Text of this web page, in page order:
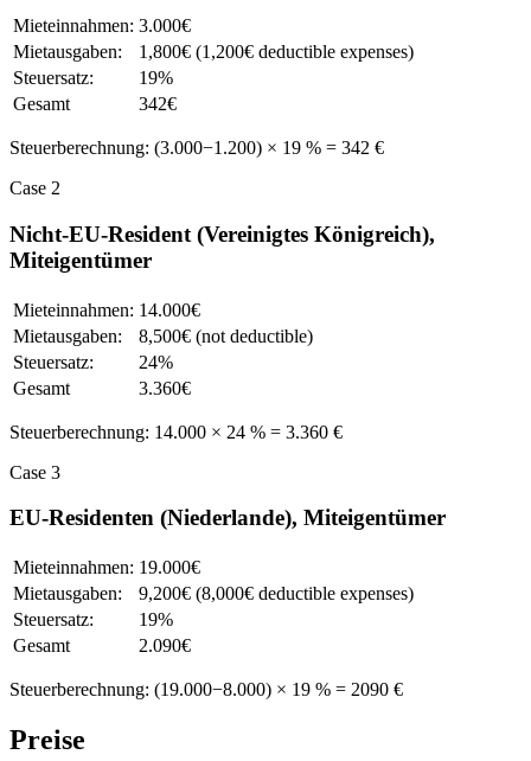
Mieteinnahmen: 3.000€
Mietausgaben:
1,800€ (1,200€ deductible expenses)
Steuersatz:
19%
Gesamt
342€
Steuerberechnung: (3.000−1.200) × 19 % = 342 €
Case 2
Nicht-EU-Resident (Vereinigtes Königreich),
Miteigentümer
Mieteinnahmen: 14.000€
Mietausgaben:
8,500€ (not deductible)
Steuersatz:
24%
Gesamt
3.360€
Steuerberechnung: 14.000 × 24 % = 3.360 €
Case 3
EU-Residenten (Niederlande), Miteigentümer
Mieteinnahmen: 19.000€
Mietausgaben:
9,200€ (8,000€ deductible expenses)
Steuersatz:
19%
Gesamt
2.090€
Steuerberechnung: (19.000−8.000) × 19 % = 2090 €
Preise